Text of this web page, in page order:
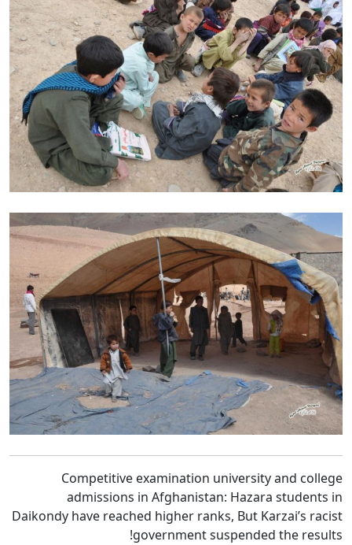
Competitive examination university and college
admissions in Afghanistan: Hazara students in
Daikondy have reached higher ranks, But Karzai’s racist
government suspended the results!